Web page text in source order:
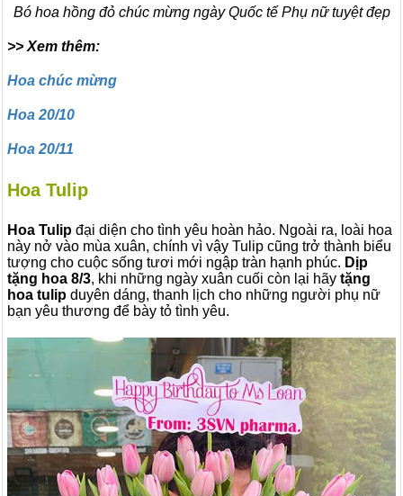
Bó hoa hồng đỏ chúc mừng ngày Quốc tế Phụ nữ tuyệt đẹp
>> Xem thêm:
Hoa chúc mừng
Hoa 20/10
Hoa 20/11
Hoa Tulip
Hoa Tulip đại diện cho tình yêu hoàn hảo. Ngoài ra, loài hoa
này nở vào mùa xuân, chính vì vậy Tulip cũng trở thành biểu
tượng cho cuộc sống tươi mới ngập tràn hạnh phúc. Dịp
tặng hoa 8/3, khi những ngày xuân cuối còn lại hãy tặng
hoa tulip duyên dáng, thanh lịch cho những người phụ nữ
bạn yêu thương để bày tỏ tình yêu.